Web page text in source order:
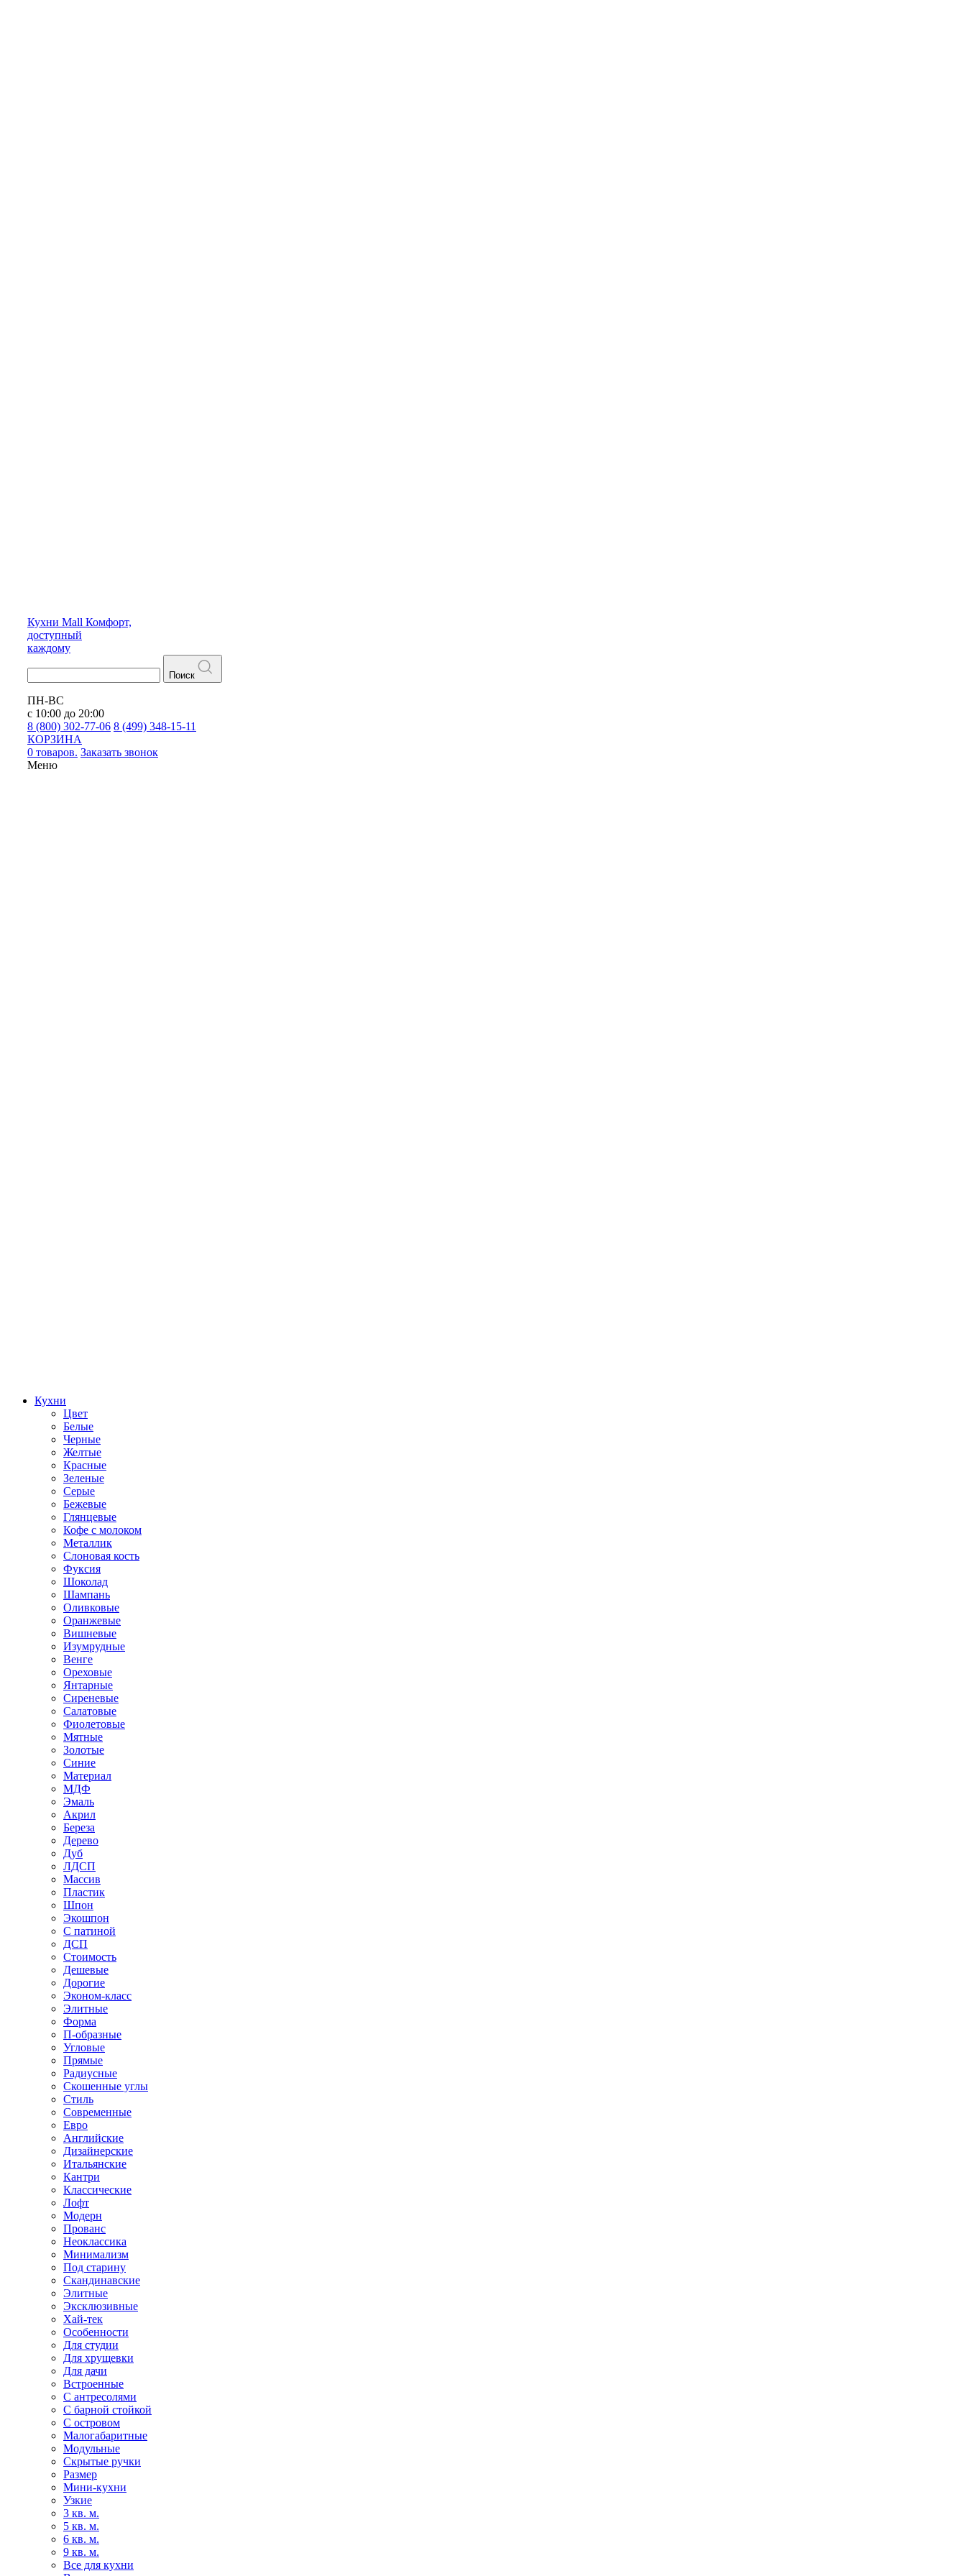
Кухни Mall Комфорт,
доступный
каждому
Поиск
ПН-ВС
с 10:00 до 20:00
8 (800) 302-77-06 8 (499) 348-15-11
КОРЗИНА
0 товаров. Заказать звонок
Меню
Кухни
Цвет
Белые
Черные
Желтые
Красные
Зеленые
Серые
Бежевые
Глянцевые
Кофе с молоком
Металлик
Слоновая кость
Фуксия
Шоколад
Шампань
Оливковые
Оранжевые
Вишневые
Изумрудные
Венге
Ореховые
Янтарные
Сиреневые
Салатовые
Фиолетовые
Мятные
Золотые
Синие
Материал
МДФ
Эмаль
Акрил
Береза
Дерево
Дуб
ЛДСП
Массив
Пластик
Шпон
Экошпон
С патиной
ДСП
Стоимость
Дешевые
Дорогие
Эконом-класс
Элитные
Форма
П-образные
Угловые
Прямые
Радиусные
Скошенные углы
Стиль
Современные
Евро
Английские
Дизайнерские
Итальянские
Кантри
Классические
Лофт
Модерн
Прованс
Неоклассика
Минимализм
Под старину
Скандинавские
Элитные
Эксклюзивные
Хай-тек
Особенности
Для студии
Для хрущевки
Для дачи
Встроенные
С антресолями
С барной стойкой
С островом
Малогабаритные
Модульные
Скрытые ручки
Размер
Мини-кухни
Узкие
3 кв. м.
5 кв. м.
6 кв. м.
9 кв. м.
Все для кухни